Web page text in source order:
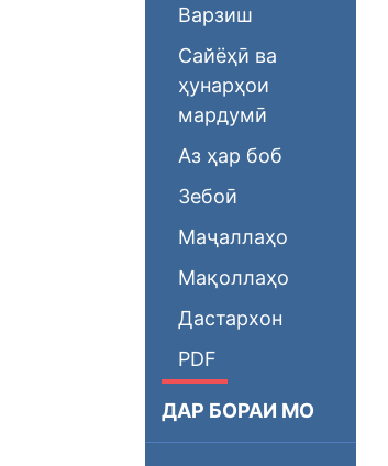
Варзиш
Сайёҳӣ ва
ҳунарҳои
мардумӣ
Аз ҳар боб
Зебоӣ
Маҷаллаҳо
Мақоллаҳо
Дастархон
PDF
ДАР БОРАИ МО